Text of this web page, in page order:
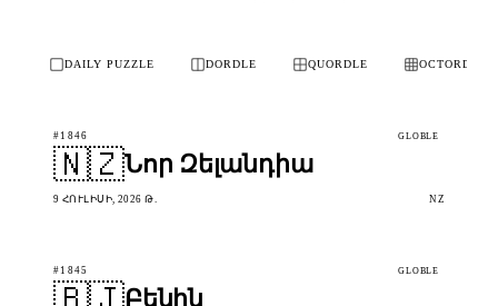
DAILY PUZZLE DORDLE QUORDLE OCTORDLE
#1846 GLOBLE
🇳🇿Նոր Զելանդիա
9 ՀՈՒԼԻՍԻ, 2026 Թ. NZ
#1845 GLOBLE
Բենին